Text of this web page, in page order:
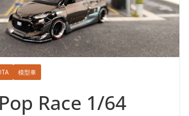
模型車
Race 1/64